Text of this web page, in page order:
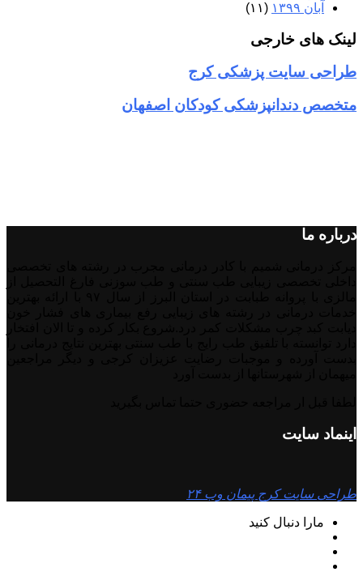
آبان ۱۳۹۹
(۱۱)
لینک های خارجی
طراحی سایت پزشکی کرج
متخصص دندانپزشکی کودکان اصفهان
درباره ما
اینماد سایت
طراحی سایت کرج پیمان وب ۲۴
مارا دنبال کنید